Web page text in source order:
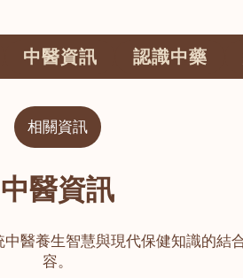
中醫資訊 認識中藥
相關資訊
中醫資訊
醫養生智慧與現代保健知識的結
容。